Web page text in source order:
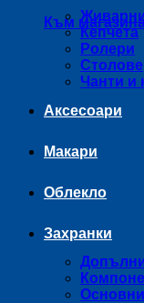
Към
Кепчета
Ролери
Столове
Чанти и
Аксесоари
Макари
Облекло
Захранки
Основни